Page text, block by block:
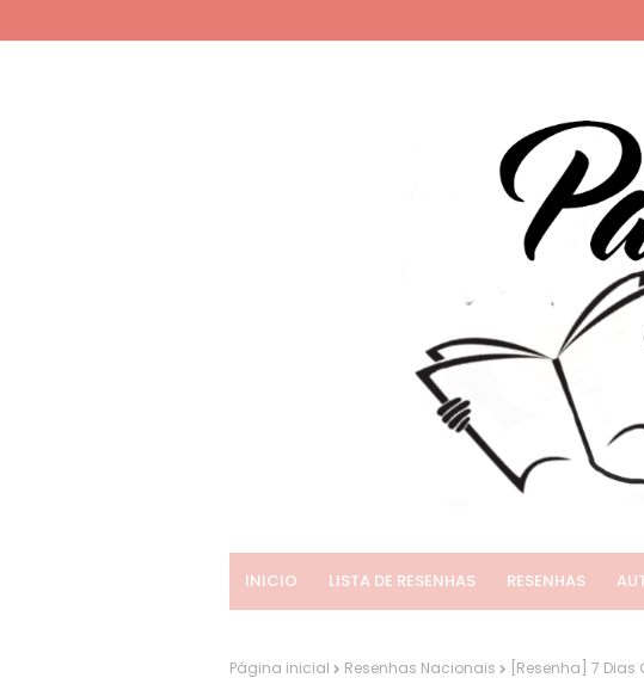
INICIO LISTA DE RESENHAS RESENHAS
Página inicial Resenhas Nacionais [Resenha] 7